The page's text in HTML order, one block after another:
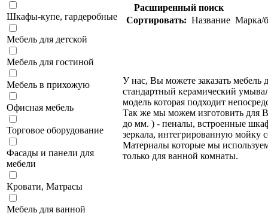
Шкафы-купе, гардеробные
Мебель для детской
Мебель для гостиной
Мебель в прихожую
Офисная мебель
Торговое оборудование
Фасады и панели для
мебели
Кровати, Матрасы
Мебель для ванной
Расширенный поиск
Сортировать: Название Марка/
У нас, Вы можете заказать мебель
стандартный керамический
модель которая подходит
Так же мы можем изготовить для
до мм. ) - пеналы, встроенные
зеркала, интегрированную мойку
Материалы которые мы
только для ванной комнаты.